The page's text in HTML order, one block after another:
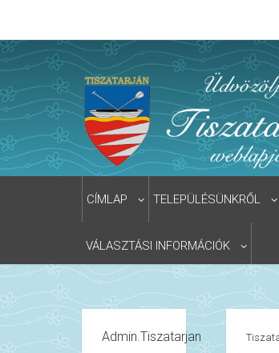
CÍMLAP TELEPÜLÉSÜNKRŐL
VÁLASZTÁSI INFORMÁCIÓK
Admin.tiszatarjan